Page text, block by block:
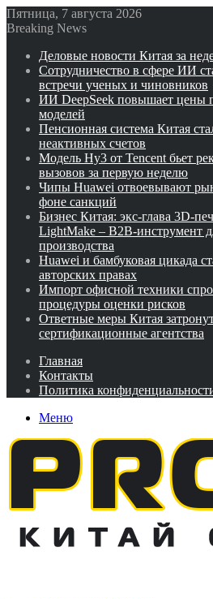
Пятница, 7 августа 2026
Breaking News
Деловые новости Китая за
Сотрудничество в сфере ИИ
встречи ученых и чиновников
ИИ DeepSeek повышает цены
моделей
Пенсионная система Китая
неактивных счетов
Модель Hy3 от Tencent бьет
вызовов за первую неделю
Чипы Huawei отвоевывают
фоне санкций
Бизнес Китая: экс-глава 3D-
LightMake – B2B-инструмент
производства
Huawei и бамбуковая цикада
авторских правах
Импорт офисной техники
процедуры оценки рисков
Ответные меры Китая
сертификационные агентства
Главная
Контакты
Политика
Меню